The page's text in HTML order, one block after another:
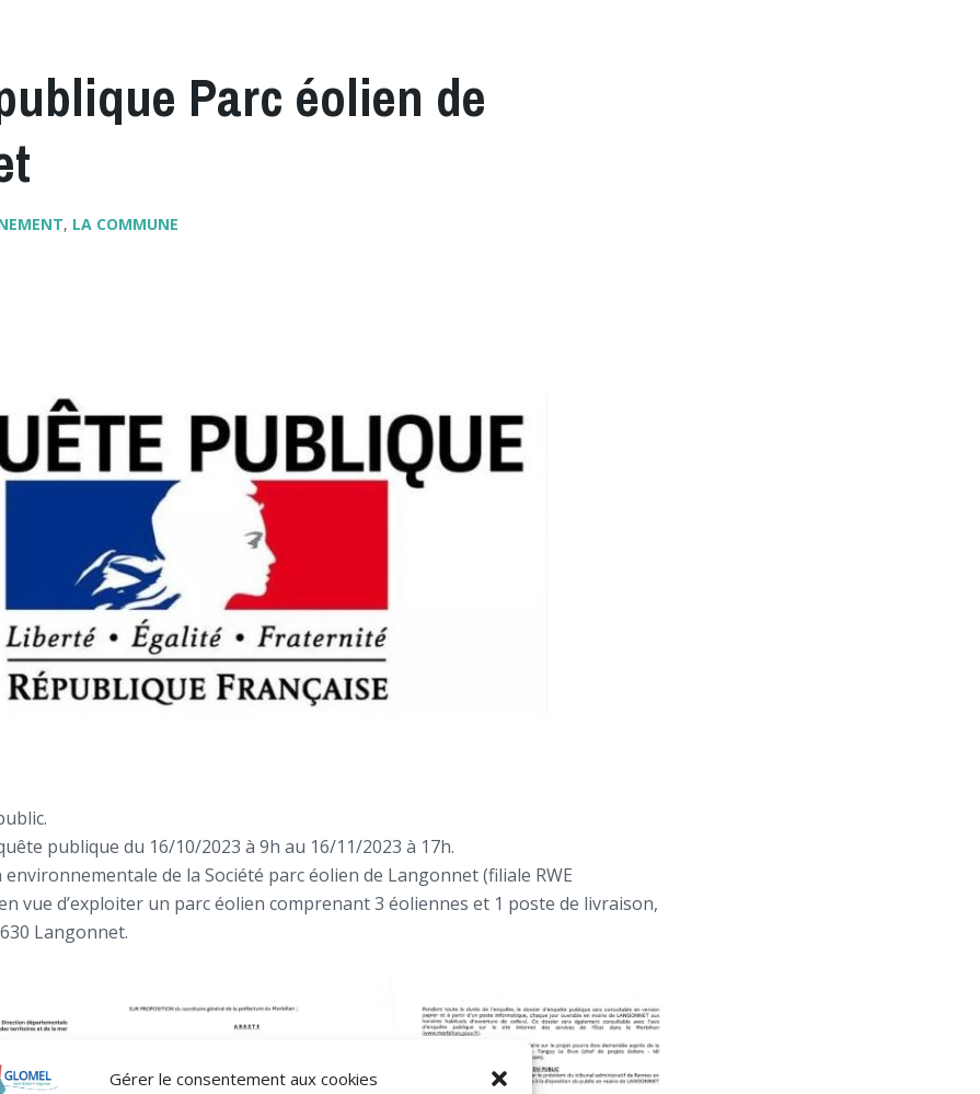
Gérer le consentement aux cookies
Parc éolien de
, LA COMMUNE
publique du 16/10/2023 à 9h au 16/11/2023 à 17h.
de la Société parc éolien de Langonnet (filiale RWE
vue d’exploiter un parc éolien comprenant 3 éoliennes et 1 poste de livraison,
Langonnet.